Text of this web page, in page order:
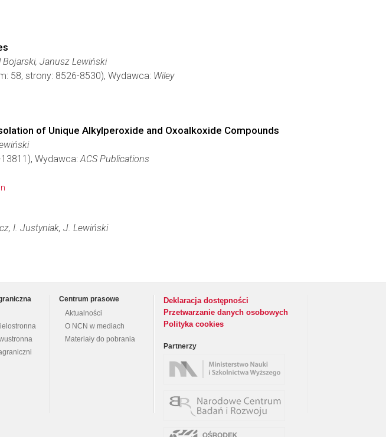
Bojarski, Janusz Lewiński
58, strony: 8526-8530), Wydawca: Wiley
of Unique Alkylperoxide and Oxoalkoxide Compounds
Wydawca:ACS Publications
I. Justyniak, J. Lewiński
Centrum prasowe
Aktualności
O NCN w mediach
Materiały do pobrania
Deklaracja dostępności
Przetwarzanie danych osobowych
Polityka cookies
Partnerzy